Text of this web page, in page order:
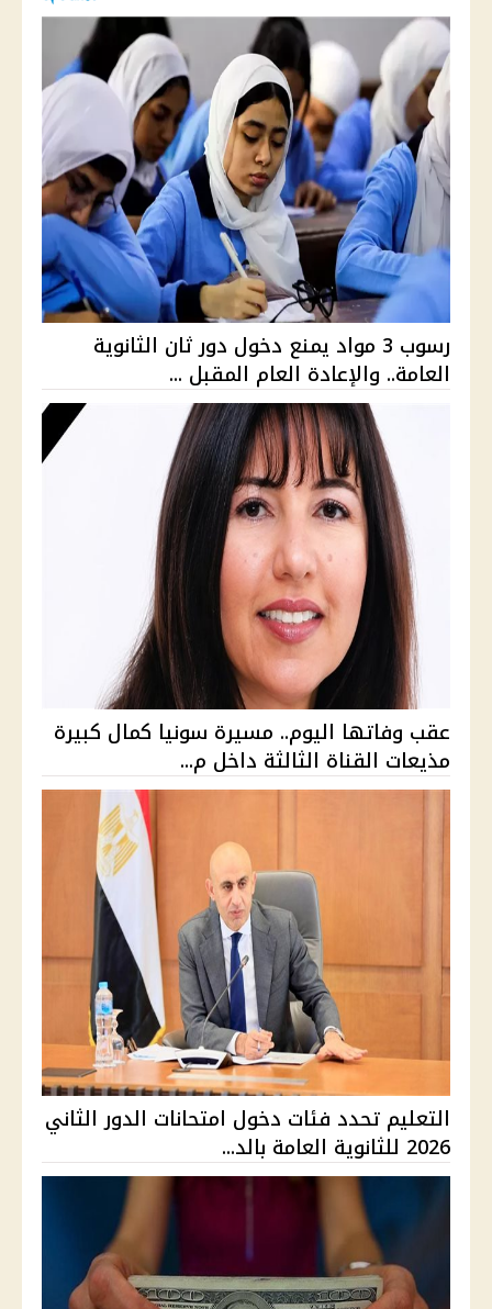
رسوب 3 مواد يمنع دخول دور ثان الثانوية
العامة.. والإعادة العام المقبل ...
عقب وفاتها اليوم.. مسيرة سونيا كمال كبيرة
مذيعات القناة الثالثة داخل م...
التعليم تحدد فئات دخول امتحانات الدور الثاني
2026 للثانوية العامة بالد...